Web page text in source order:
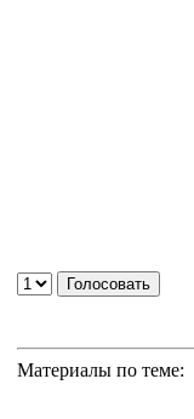
Материалы по теме: